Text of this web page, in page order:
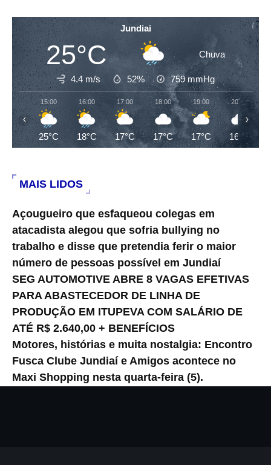
Jundiai
25°C Chuva
4.4 m/s 52% 759mmHg
15:00
25°C
16:00
18°C
17:00
17°C
18:00
17°C
19:00
17°C
20:00
16°C
‹ ›
MAIS LIDOS
Açougueiro que esfaqueou colegas em
atacadista alegou que sofria bullying no
trabalho e disse que pretendia ferir o maior
número de pessoas possível em Jundiaí
SEG AUTOMOTIVE ABRE 8 VAGAS EFETIVAS
PARA ABASTECEDOR DE LINHA DE
PRODUÇÃO EM ITUPEVA COM SALÁRIO DE
ATÉ R$ 2.640,00 + BENEFÍCIOS
Motores, histórias e muita nostalgia: Encontro
Fusca Clube Jundiaí e Amigos acontece no
Maxi Shopping nesta quarta-feira (5).